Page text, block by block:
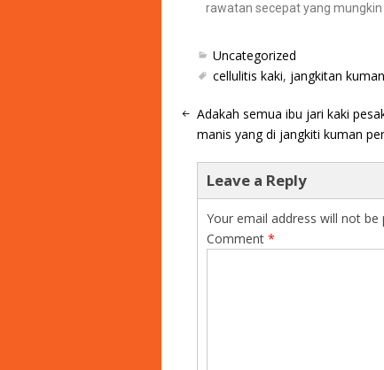
rawatan secepat yang
Uncategorized
cellulitis kaki, jangkitan
Adakah semua ibu jari kaki
manis yang di jangkiti kuman
Leave a Reply
Your email address will not be
Comment *